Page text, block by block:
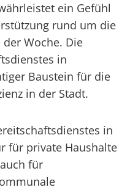
ein Gefühl
rund um die
Woche. Die
in
Baustein für die
in der Stadt.
in
für private Haushalte
für